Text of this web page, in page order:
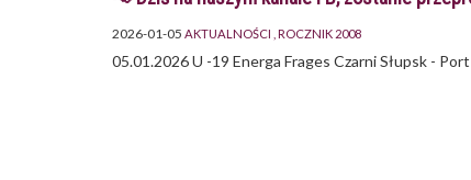
2026-01-05 AKTUALNOŚCI ROCZNIK 2008
05.01.2026 U -19 Energa Frages Czarni Słupsk -